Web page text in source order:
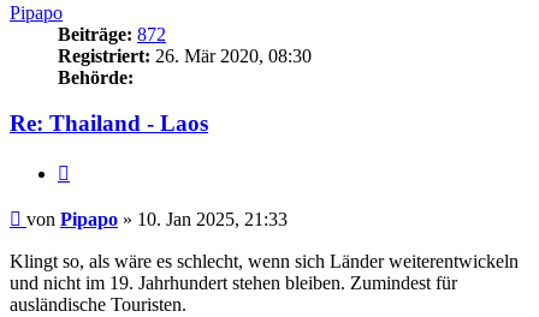
Pipapo
Beiträge: 872
Registriert: 26. Mär 2020, 08:30
Behörde:
Re: Thailand - Laos
Beitrag
von Pipapo » 10. Jan 2025, 21:33
Klingt so, als wäre es schlecht, wenn sich Länder weiterentwickeln
und nicht im 19. Jahrhundert stehen bleiben. Zumindest für
ausländische Touristen.